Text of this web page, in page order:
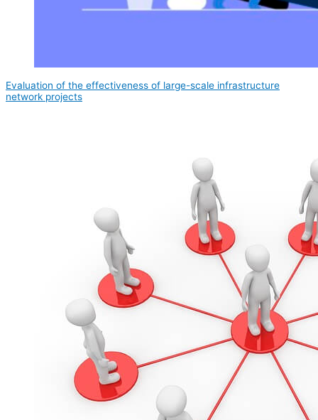
Evaluation of the effectiveness of large-scale infrastructure
network projects